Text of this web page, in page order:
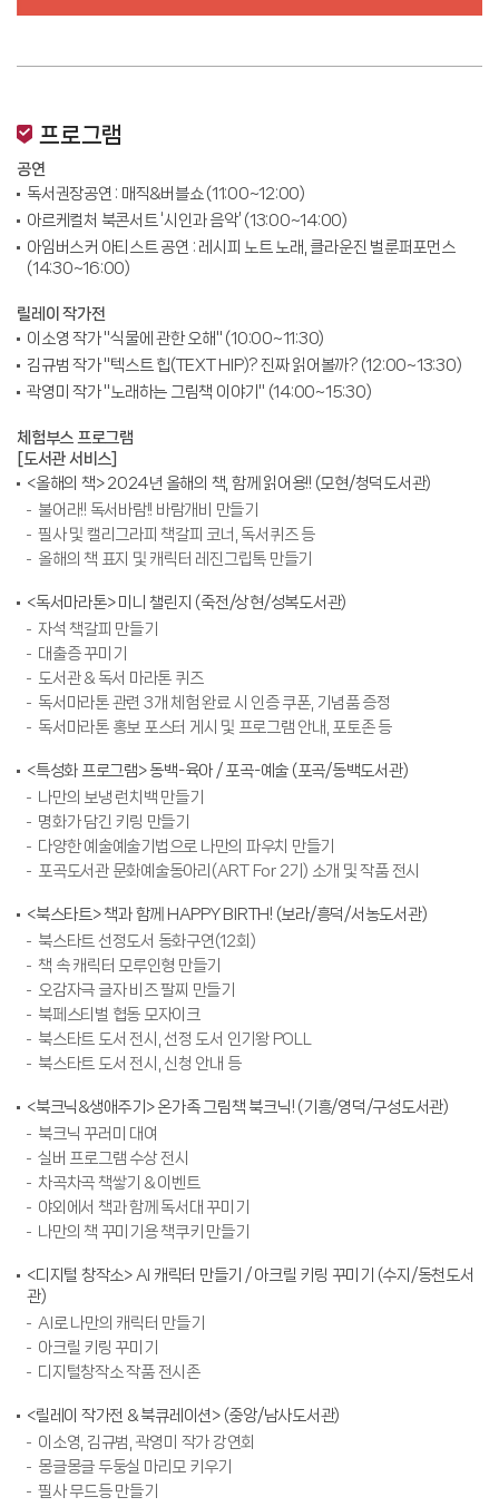
프로그램
공연
독서권장공연 : 매직&버블쇼 (11:00~12:00)
아르케컬처 북콘서트 ‘시인과 음악’ (13:00~14:00)
아임버스커 아티스트 공연 : 레시피 노트 노래, 클라운진 벌룬퍼포먼스
(14:30~16:00)
릴레이 작가전
이소영 작가 "식물에 관한 오해" (10:00~11:30)
김규범 작가 "텍스트 힙(TEXT HIP)? 진짜 읽어볼까? (12:00~13:30)
곽영미 작가 "노래하는 그림책 이야기" (14:00~15:30)
체험부스 프로그램
[도서관 서비스]
<올해의 책> 2024년 올해의 책, 함께 읽어용!! (모현/청덕도서관)
불어라!! 독서바람!! 바람개비 만들기
필사 및 캘리그라피 책갈피 코너, 독서퀴즈 등
올해의 책 표지 및 캐릭터 레진그립톡 만들기
<독서마라톤> 미니 챌린지 (죽전/상현/성복도서관)
자석 책갈피 만들기
대출증 꾸미기
도서관 & 독서 마라톤 퀴즈
독서마라톤 관련 3개 체험 완료 시 인증 쿠폰, 기념품 증정
독서마라톤 홍보 포스터 게시 및 프로그램 안내, 포토존 등
<특성화 프로그램> 동백-육아 / 포곡-예술 (포곡/동백도서관)
나만의 보냉 런치백 만들기
명화가 담긴 키링 만들기
다양한 예술예술기법으로 나만의 파우치 만들기
포곡도서관 문화예술동아리(ART For 2기) 소개 및 작품 전시
<북스타트> 책과 함께 HAPPY BIRTH! (보라/흥덕/서농도서관)
북스타트 선정도서 동화구연(12회)
책 속 캐릭터 모루인형 만들기
오감자극 글자 비즈 팔찌 만들기
북페스티벌 협동 모자이크
북스타트 도서 전시, 선정 도서 인기왕 POLL
북스타트 도서 전시, 신청 안내 등
<북크닉&생애주기> 온가족 그림책 북크닉! (기흥/영덕/구성도서관)
북크닉 꾸러미 대여
실버 프로그램 수상 전시
차곡차곡 책쌓기 & 이벤트
야외에서 책과 함께 독서대 꾸미기
나만의 책 꾸미기용 책쿠키 만들기
<디지털 창작소> AI 캐릭터 만들기 / 아크릴 키링 꾸미기 (수지/동천도서
관)
AI로 나만의 캐릭터 만들기
아크릴 키링 꾸미기
디지털창작소 작품 전시존
<릴레이 작가전 & 북큐레이션> (중앙/남사도서관)
이소영, 김규범, 곽영미 작가 강연회
몽글몽글 두둥실 마리모 키우기
필사 무드등 만들기